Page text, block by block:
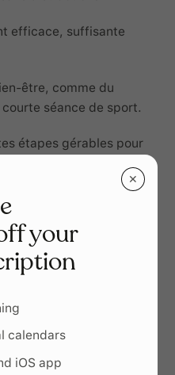
✕
your
calendars
iOS app
efficace, suffisante
être, comme du
séance de sport.
étapes gérables pour
pleinement avec le